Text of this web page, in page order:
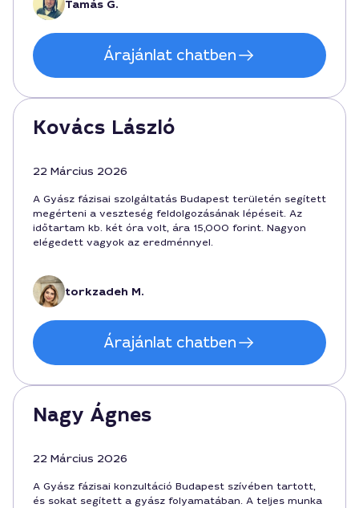
Tamás G.
Árajánlat chatben
Kovács László
22 Március 2026
A Gyász fázisai szolgáltatás Budapest területén segített
megérteni a veszteség feldolgozásának lépéseit. Az
időtartam kb. két óra volt, ára 15,000 forint. Nagyon
elégedett vagyok az eredménnyel.
torkzadeh M.
Árajánlat chatben
Nagy Ágnes
22 Március 2026
A Gyász fázisai konzultáció Budapest szívében tartott,
és sokat segített a gyász folyamatában. A teljes munka